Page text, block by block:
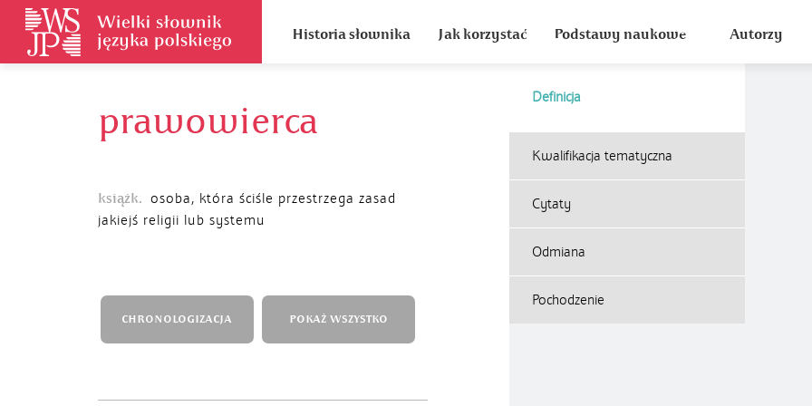
Historia słownika Jak korzystać Podstawy naukowe Autorzy
prawowierca
Definicja
książk. osoba, która ściśle przestrzega zasad
jakiejś religii lub systemu
Kwalifikacja tematyczna
Cytaty
Odmiana
Pochodzenie
CHRONOLOGIZACJA POKAŻ WSZYSTKO